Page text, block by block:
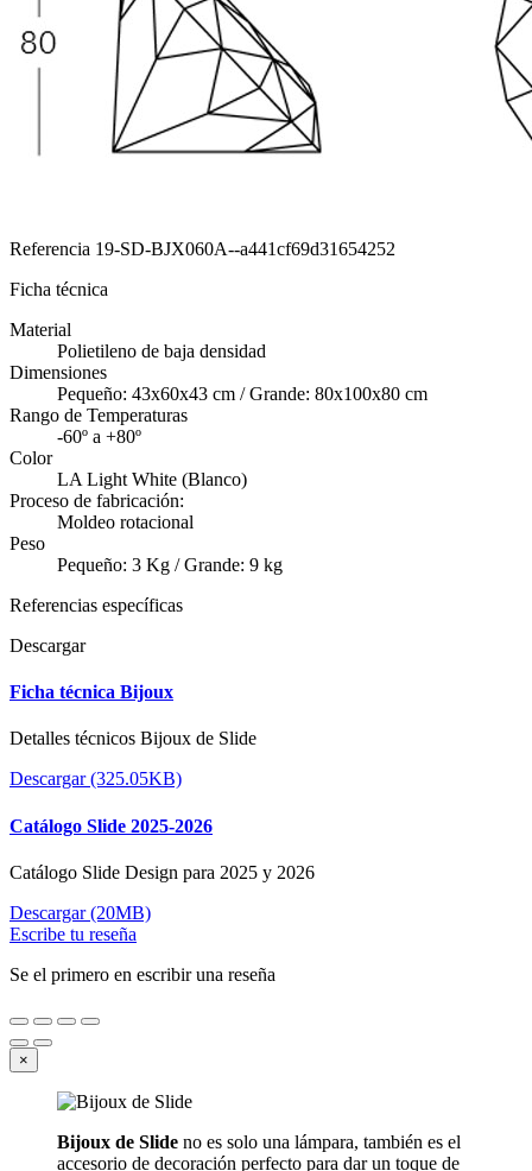
Referencia 19-SD-BJX060A--a441cf69d31654252
Ficha técnica
Material
Polietileno de baja densidad
Dimensiones
Pequeño: 43x60x43 cm / Grande: 80x100x80 cm
Rango de Temperaturas
-60º a +80º
Color
LA Light White (Blanco)
Proceso de fabricación:
Moldeo rotacional
Peso
Pequeño: 3 Kg / Grande: 9 kg
Referencias específicas
Descargar
Ficha técnica Bijoux
Detalles técnicos Bijoux de Slide
Descargar (325.05KB)
Catálogo Slide 2025-2026
Catálogo Slide Design para 2025 y 2026
Descargar (20MB)
Escribe tu reseña
Se el primero en escribir una reseña
×
Bijoux de Slide no es solo una lámpara, también es el
accesorio de decoración perfecto para dar un toque de